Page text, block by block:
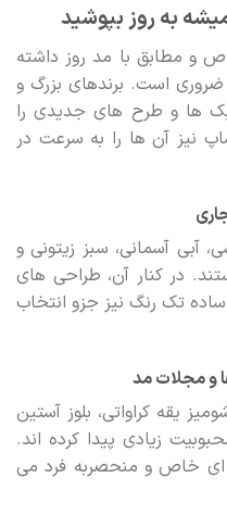
به روز بپوشید
و مطابق با مد روز داشته
است. برندهای بزرگ و
ها و طرح های جدیدی را
نیز آن ها را به سرعت در
آبی آسمانی، سبز زیتونی و
در کنار آن، طراحی های
ساده تک رنگ نیز جزو انتخاب
و مجلات مد
یقه کراواتی، بلوز آستین
زیادی پیدا کرده اند.
ای خاص و منحصربه فرد می